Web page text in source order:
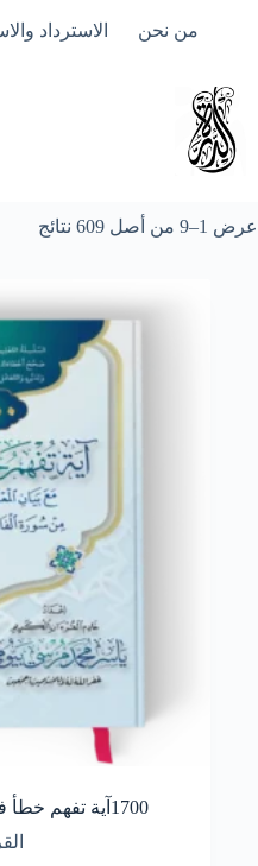
من نحن الاسترداد
عرض 1–9 من أصل 609 نتائج
1700آية تفهم خطأ في القرآن (ورق أبيض)